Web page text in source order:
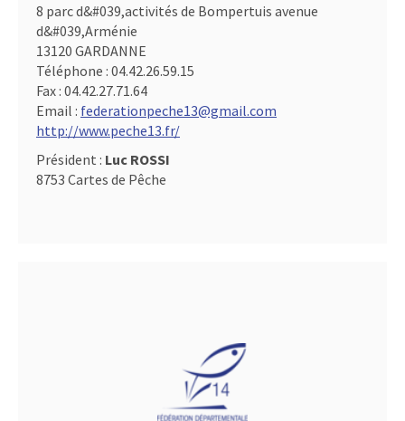
8 parc d&#039,activités de Bompertuis avenue
d&#039,Arménie
13120 GARDANNE
Téléphone : 04.42.26.59.15
Fax : 04.42.27.71.64
Email : federationpeche13@gmail.com
http://www.peche13.fr/
Président : Luc ROSSI
8753 Cartes de Pêche